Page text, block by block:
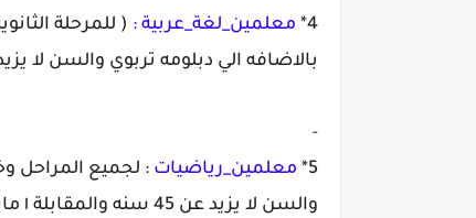
4* معلمين_لغة_عربية : ( للمرحلة
بالاضافه الي دبلومه تربوي والسن لا يزيد عن 45 سنه والمقابلة والمقابلة الاثنين ٣٠ابريل من الساعه 11 ص
-
5* معلمين_رياضيات : لجميع المراحل
والسن لا يزيد عن 45 سنه والمقابلة ١ مايو من الساعه 11 ص الي الساعه 1 ظ